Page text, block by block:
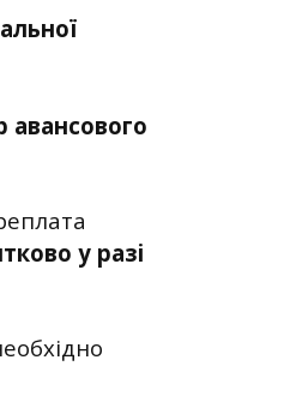
авансового
у разі